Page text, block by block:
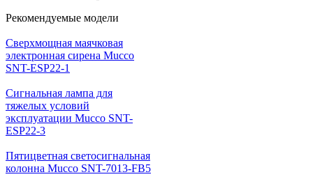
Рекомендуемые модели
Cверхмощная маячковая
электронная сирена Mucco
SNT-ESP22-1
Сигнальная лампа для
тяжелых условий
эксплуатации Mucco SNT-
ESP22-3
Пятицветная светосигнальная
колонна Mucco SNT-7013-FB5